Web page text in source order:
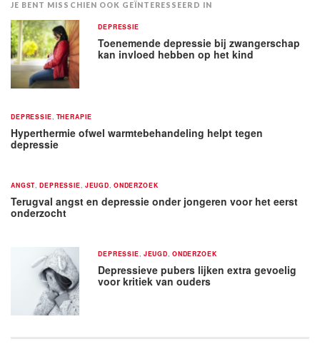
JE BENT MISSCHIEN OOK GEÏNTERESSEERD IN
DEPRESSIE
Toenemende depressie bij zwangerschap
kan invloed hebben op het kind
DEPRESSIE THERAPIE
Hyperthermie ofwel warmtebehandeling helpt tegen
depressie
ANGST ,DEPRESSIE JEUGD ONDERZOEK
Terugval angst en depressie onder jongeren voor het eerst
onderzocht
DEPRESSIE JEUGD ONDERZOEK
Depressieve pubers lijken extra gevoelig
voor kritiek van ouders